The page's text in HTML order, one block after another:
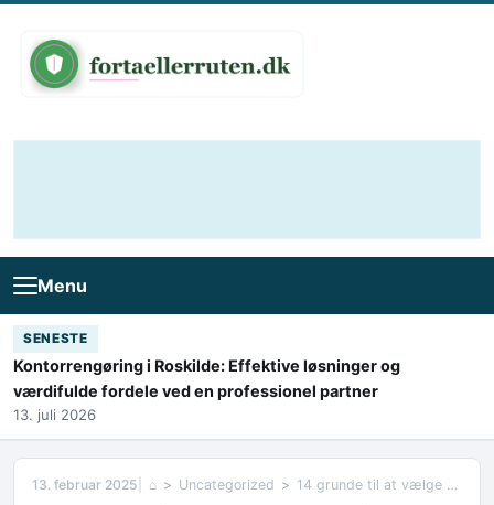
Menu
SENESTE
Kontorrengøring i Roskilde: Effektive løsninger og
værdifulde fordele ved en professionel partner
13. juli 2026
13. februar 2025 ⌂ Uncategorized 14 grunde til at vælge en mobiltelefon uden abonnement